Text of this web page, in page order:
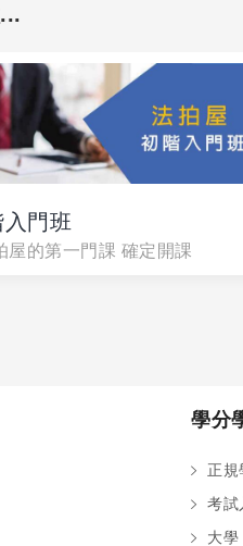
門班
屋的第一門課 確定開課
學分
正規
考試
大學